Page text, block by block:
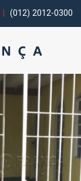
(012) 2012-0300